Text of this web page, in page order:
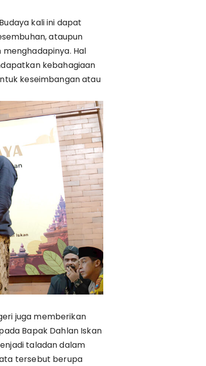
kali ini dapat
ataupun
Hal
kebahagiaan
keseimbangan atau
juga memberikan
Bapak Dahlan Iskan
taladan dalam
tersebut berupa